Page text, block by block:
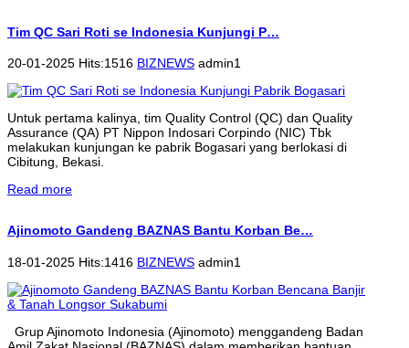
Tim QC Sari Roti se Indonesia Kunjungi P…
20-01-2025 Hits:1516 BIZNEWS admin1
Untuk pertama kalinya, tim Quality Control (QC) dan Quality
Assurance (QA) PT Nippon Indosari Corpindo (NIC) Tbk
melakukan kunjungan ke pabrik Bogasari yang berlokasi di
Cibitung, Bekasi.
Read more
Ajinomoto Gandeng BAZNAS Bantu Korban Be…
18-01-2025 Hits:1416 BIZNEWS admin1
Grup Ajinomoto Indonesia (Ajinomoto) menggandeng Badan